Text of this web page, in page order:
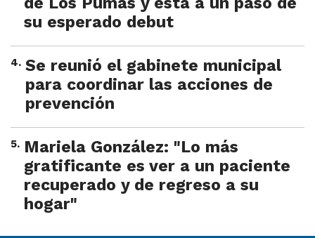
su esperado debut
4. Se reunió el gabinete municipal
para coordinar las acciones de
prevención
5. Mariela González: "Lo más
gratificante es ver a un paciente
recuperado y de regreso a su
hogar"